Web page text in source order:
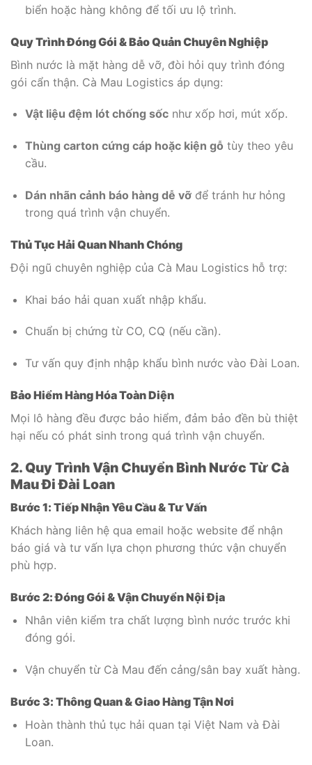
biển hoặc hàng không để tối ưu lộ trình.
Quy Trình Đóng Gói & Bảo Quản Chuyên Nghiệp
Bình nước là mặt hàng dễ vỡ, đòi hỏi quy trình đóng
gói cẩn thận. Cà Mau Logistics áp dụng:
Vật liệu đệm lót chống sốcnhư xốp hơi, mút xốp.
Thùng carton cứng cáp hoặc kiện gỗ tùy theo yêu
cầu.
Dán nhãn cảnh báo hàng dễ vỡđể tránh hư hỏng
trong quá trình vận chuyển.
Thủ Tục Hải Quan Nhanh Chóng
Đội ngũ chuyên nghiệp của Cà Mau Logistics hỗ trợ:
Khai báo hải quan xuất nhập khẩu.
Chuẩn bị chứng từ CO, CQ (nếu cần).
Tư vấn quy định nhập khẩu bình nước vào Đài Loan.
Bảo Hiểm Hàng Hóa Toàn Diện
Mọi lô hàng đều được bảo hiểm, đảm bảo đền bù thiệt
hại nếu có phát sinh trong quá trình vận chuyển.
2. Quy Trình Vận Chuyển Bình Nước Từ Cà
Mau Đi Đài Loan
Bước 1: Tiếp Nhận Yêu Cầu & Tư Vấn
Khách hàng liên hệ qua email hoặc website để nhận
báo giá và tư vấn lựa chọn phương thức vận chuyển
phù hợp.
Bước 2: Đóng Gói & Vận Chuyển Nội Địa
Nhân viên kiểm tra chất lượng bình nước trước khi
đóng gói.
Vận chuyển từ Cà Mau đến cảng/sân bay xuất hàng.
Bước 3: Thông Quan & Giao Hàng Tận Nơi
Hoàn thành thủ tục hải quan tại Việt Nam và Đài
Loan.